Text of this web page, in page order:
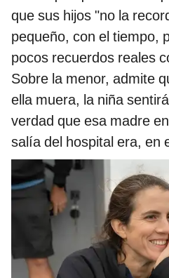
que sus hijos "no la
pequeño, con el tiempo,
pocos recuerdos reales
Sobre la menor, admite
ella muera, la niña
verdad que esa madre
salía del hospital era, en